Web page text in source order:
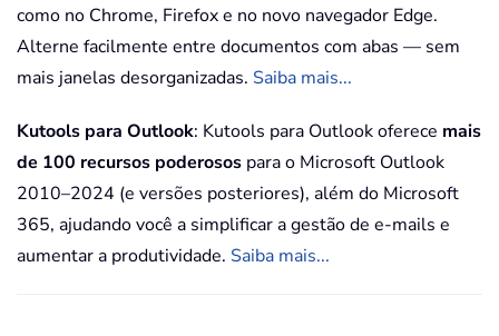
como no Chrome, Firefox e no novo navegador Edge.
Alterne facilmente entre documentos com abas — sem
mais janelas desorganizadas. Saiba mais...
Kutools para Outlook: Kutools para Outlook oferece mais
de 100 recursos poderosos para o Microsoft Outlook
2010–2024 (e versões posteriores), além do Microsoft
365, ajudando você a simplificar a gestão de e-mails e
aumentar a produtividade. Saiba mais...